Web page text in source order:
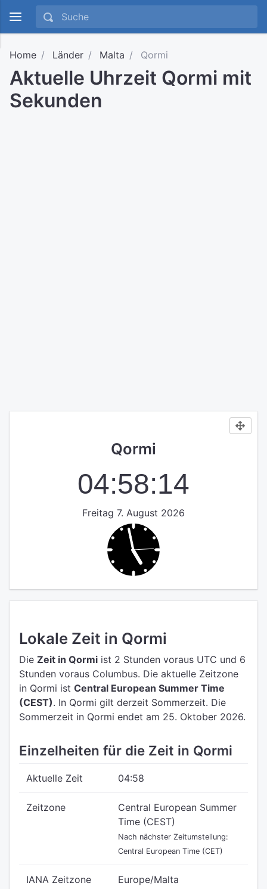
Home Länder Malta Qormi
Aktuelle Uhrzeit Qormi mit
Sekunden
Qormi
04:58:14
Freitag 7. August 2026
Lokale Zeit in Qormi
Die Zeit in Qormi ist 2 Stunden voraus UTC und 6
Stunden voraus Columbus. Die aktuelle Zeitzone
in Qormi ist Central European Summer Time
(CEST). In Qormi gilt derzeit Sommerzeit. Die
Sommerzeit in Qormi endet am 25. Oktober 2026.
Einzelheiten für die Zeit in Qormi
Aktuelle Zeit 04:58
Zeitzone
Central European Summer
Time (CEST)
Nach nächster Zeitumstellung:
Central European Time (CET)
IANA Zeitzone Europe/Malta